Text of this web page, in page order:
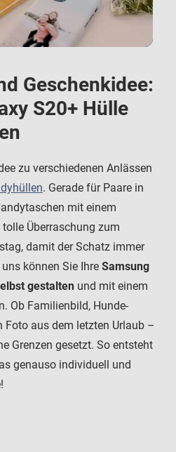
Geschenkidee:
S20+ Hülle
zu verschiedenen Anlässen
. Gerade für Paare in
mit einem
Überraschung zum
damit der Schatz immer
können Sie Ihre Samsung
gestalten und mit einem
Ob Familienbild, Hunde-
Foto aus dem letzten Urlaub –
Grenzen gesetzt. So entsteht
genauso individuell und